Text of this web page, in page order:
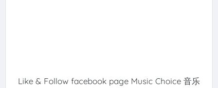
Like & Follow facebook page Music Choice 音乐